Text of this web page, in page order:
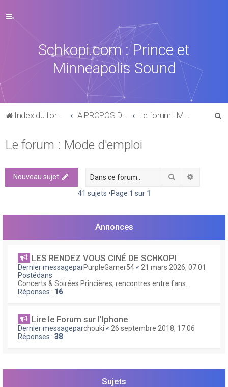
Schkopi.com : Prince et
Minneapolis Sound
Index du forum A PROPOS DU FORUM Le forum : Mode d'emploi
h
r
Le forum : Mode d'emploi
Nouveau sujet Rechercher
41 sujets •Page 1 sur 1
Annonces
LES RENDEZ VOUS CINÉ DE SCHKOPI
Dernier messageparPurpleGamer54 « 21 mars 2026, 07:01
Postédans
Concerts & Soirées Princières, rencontres entre fans...
Réponses : 16
Lire le Forum sur l'Iphone
Dernier messageparchouki « 26 septembre 2018, 17:06
Réponses : 38
Sujets